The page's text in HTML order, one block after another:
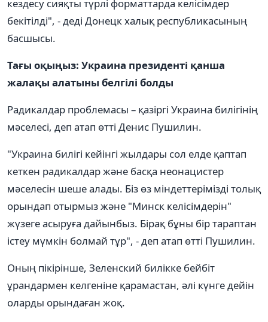
кездесу сияқты түрлі форматтарда келісімдер
бекітілді", - деді Донецк халық республикасының
басшысы.
Тағы оқыңыз: Украина президенті қанша
жалақы алатыны белгілі болды
Радикалдар проблемасы – қазіргі Украина билігінің
мәселесі, деп атап өтті Денис Пушилин.
"Украина билігі кейінгі жылдары сол елде қаптап
кеткен радикалдар және басқа неонацистер
мәселесін шеше алады. Біз өз міндеттерімізді толық
орындап отырмыз және "Минск келісімдерін"
жүзеге асыруға дайынбыз. Бірақ бұны бір тараптан
істеу мүмкін болмай тұр", - деп атап өтті Пушилин.
Оның пікірінше, Зеленский билікке бейбіт
ұрандармен келгеніне қарамастан, әлі күнге дейін
оларды орындаған жоқ.